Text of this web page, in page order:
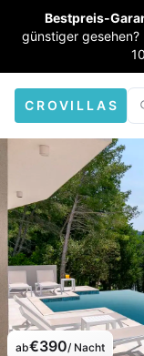
Bestpreis-
günstiger gesehen?
CROVILLAS
ab€390/ Nacht